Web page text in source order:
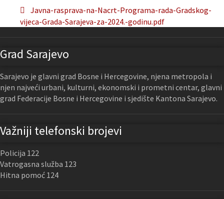
Javna-rasprava-na-Nacrt-Programa-rada-Gradskog-
vijeca-Grada-Sarajeva-za-2024.-godinu.pdf
Grad Sarajevo
Sarajevo je glavni grad Bosne i Hercegovine, njena metropola i
njen najveći urbani, kulturni, ekonomski i prometni centar, glavni
grad Federacije Bosne i Hercegovine i sjedište Kantona Sarajevo.
Važniji telefonski brojevi
Policija 122
Vatrogasna služba 123
Hitna pomoć 124